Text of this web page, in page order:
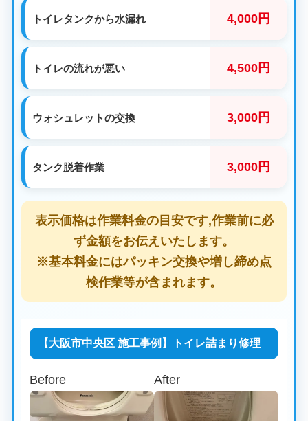
トイレタンクから水漏れ 4,000円
トイレの流れが悪い 4,500円
ウォシュレットの交換 3,000円
タンク脱着作業 3,000円
表示価格は作業料金の目安です,作業前に必
ず金額をお伝えいたします。
※基本料金にはパッキン交換や増し締め点
検作業等が含まれます。
【大阪市中央区 施工事例】トイレ詰まり修理
Before After